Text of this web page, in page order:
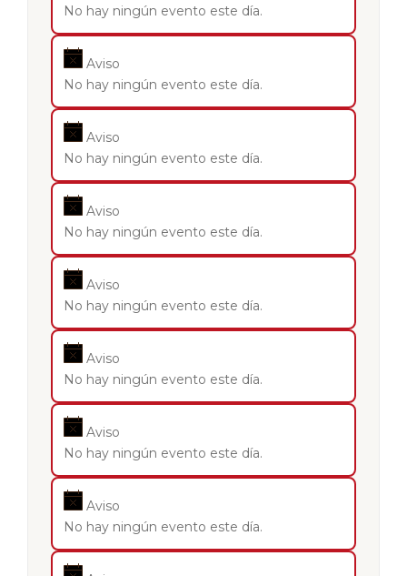
No hay ningún evento este día.
Aviso
No hay ningún evento este día.
Aviso
No hay ningún evento este día.
Aviso
No hay ningún evento este día.
Aviso
No hay ningún evento este día.
Aviso
No hay ningún evento este día.
Aviso
No hay ningún evento este día.
Aviso
No hay ningún evento este día.